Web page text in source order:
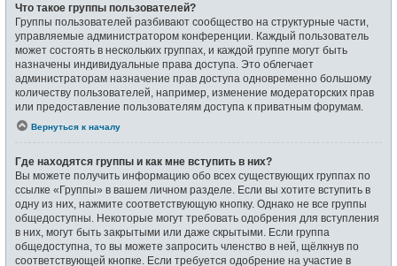
Что такое группы пользователей?
Группы пользователей разбивают сообщество на структурные части,
управляемые администратором конференции. Каждый пользователь
может состоять в нескольких группах, и каждой группе могут быть
назначены индивидуальные права доступа. Это облегчает
администраторам назначение прав доступа одновременно большому
количеству пользователей, например, изменение модераторских прав
или предоставление пользователям доступа к приватным форумам.
Вернуться к началу
Где находятся группы и как мне вступить в них?
Вы можете получить информацию обо всех существующих группах по
ссылке «Группы» в вашем личном разделе. Если вы хотите вступить в
одну из них, нажмите соответствующую кнопку. Однако не все группы
общедоступны. Некоторые могут требовать одобрения для вступления
в них, могут быть закрытыми или даже скрытыми. Если группа
общедоступна, то вы можете запросить членство в ней, щёлкнув по
соответствующей кнопке. Если требуется одобрение на участие в